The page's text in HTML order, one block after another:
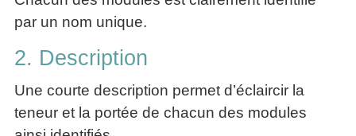
par un nom unique.
2. Description
Une courte description permet d’éclaircir la
teneur et la portée de chacun des modules